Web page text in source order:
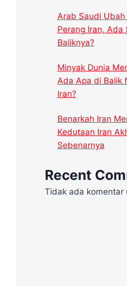
Arab Saudi
Perang Iran, Ada
Baliknya?
Minyak Dunia
Ada Apa di Balik
Iran?
Benarkah Iran
Kedutaan Iran
Sebenarnya
Recent
Tidak ada komentar